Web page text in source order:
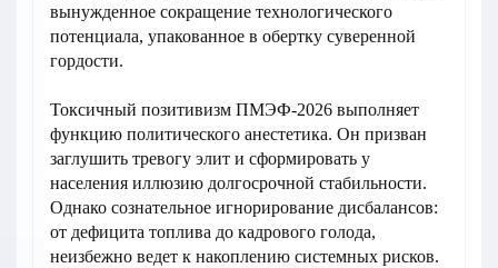
вынужденное сокращение технологического
потенциала, упакованное в обертку суверенной
гордости.
Токсичный позитивизм ПМЭФ-2026 выполняет
функцию политического анестетика. Он призван
заглушить тревогу элит и сформировать у
населения иллюзию долгосрочной стабильности.
Однако сознательное игнорирование дисбалансов:
от дефицита топлива до кадрового голода,
неизбежно ведет к накоплению системных рисков.